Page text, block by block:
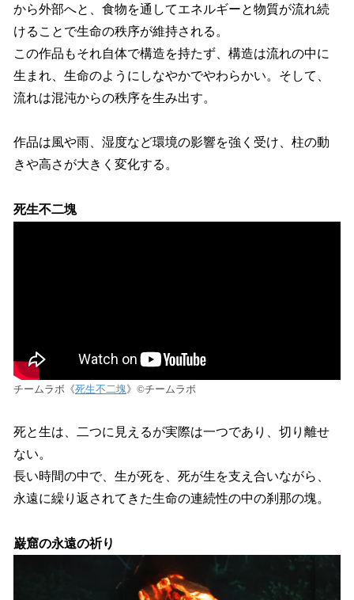
から外部へと、食物を通してエネルギーと物質が流れ続
けることで生命の秩序が維持される。
この作品もそれ自体で構造を持たず、構造は流れの中に
生まれ、生命のようにしなやかでやわらかい。そして、
流れは混沌からの秩序を生み出す。
作品は風や雨、湿度など環境の影響を強く受け、柱の動
きや高さが大きく変化する。
死生不二塊
チームラボ《死生不二塊》©︎チームラボ
死と生は、二つに見えるが実際は一つであり、切り離せ
ない。
長い時間の中で、生が死を、死が生を支え合いながら、
永遠に繰り返されてきた生命の連続性の中の刹那の塊。
巌窟の永遠の祈り